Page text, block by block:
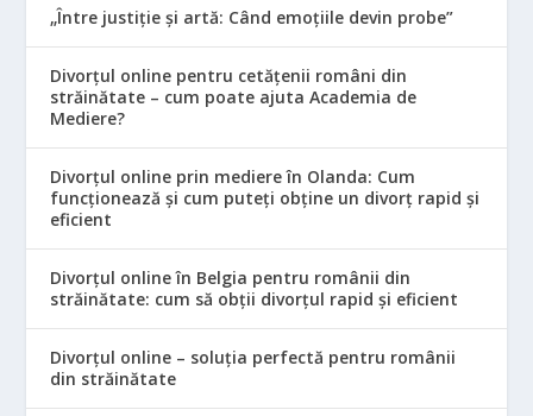
„Între justiție și artă: Când emoțiile devin probe”
Divorțul online pentru cetățenii români din
străinătate – cum poate ajuta Academia de
Mediere?
Divorțul online prin mediere în Olanda: Cum
funcționează și cum puteți obține un divorț rapid și
eficient
Divorțul online în Belgia pentru românii din
străinătate: cum să obții divorțul rapid și eficient
Divorțul online – soluția perfectă pentru românii
din străinătate